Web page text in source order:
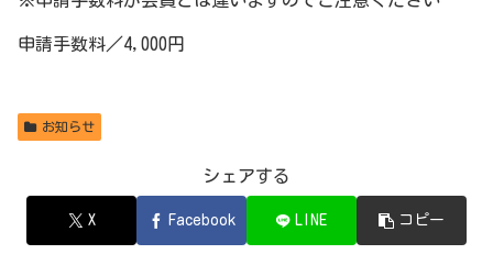
申請手数料／4,000円
お知らせ
シェアする
X Facebook LINE コピー